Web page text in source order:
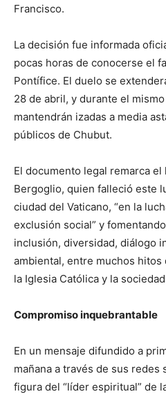
Francisco.
La decisión fue informada
pocas horas de conocerse el
Pontífice. El duelo se
28 de abril, y durante el
mantendrán izadas a media
públicos de Chubut.
El documento legal remarca
Bergoglio, quien falleció este
ciudad del Vaticano, “en la
exclusión social” y
inclusión, diversidad, diálogo
ambiental, entre muchos hitos
la Iglesia Católica y la
Compromiso inquebrantable
En un mensaje difundido a
mañana a través de sus
figura del “líder espiritual” de